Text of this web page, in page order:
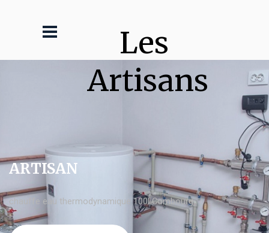
Les
Artisans
ARTISAN
chauffe eau thermodynamique 100l Combourg